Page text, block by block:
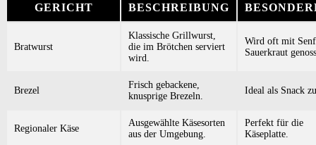
GERICHT BESCHREIBUNG
Bratwurst
Klassische Grillwurst,
die im Brötchen serviert
wird.
Wird oft mit
Sauerkraut
Brezel
Frisch gebackene,
knusprige Brezeln.
Ideal als Snack
Regionaler Käse
Ausgewählte Käsesorten
aus der Umgebung.
Perfekt für die
Käseplatte.